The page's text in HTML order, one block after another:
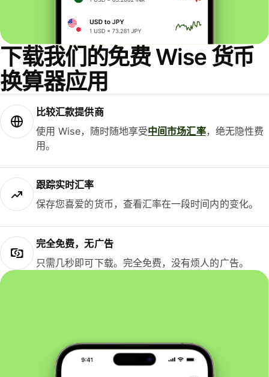
下载我们的免费 Wise 货币
换算器应用
比较汇款提供商
使用 Wise，随时随地享受中间市场汇率，绝无隐性费
用。
跟踪实时汇率
保存您喜爱的货币，查看汇率在一段时间内的变化。
完全免费，无广告
只需几秒即可下载。完全免费，没有烦人的广告。